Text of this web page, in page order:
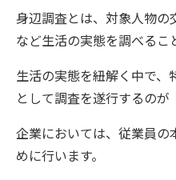
身辺調査とは、対象人物
など生活の実態を調べるこ
生活の実態を紐解く中で
として調査を遂行するのが
企業においては、従業員
めに行います。